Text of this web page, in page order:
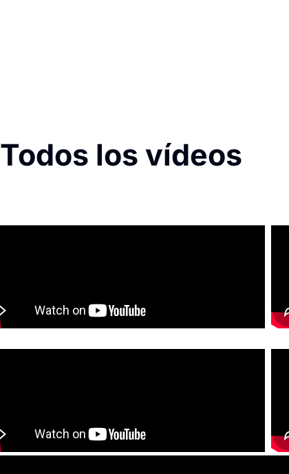
Todos los vídeos